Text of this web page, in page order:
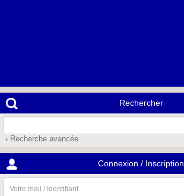
Rechercher
› Recherche avancée
Connexion / Inscription
mail